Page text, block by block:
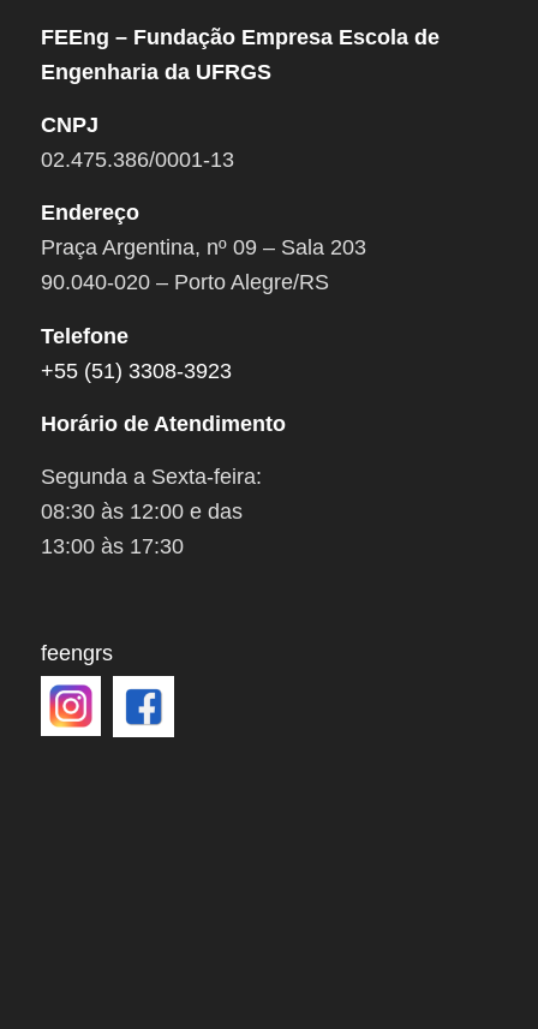
FEEng – Fundação Empresa Escola de
Engenharia da UFRGS
CNPJ
02.475.386/0001-13
Endereço
Praça Argentina, nº 09 – Sala 203
90.040-020 – Porto Alegre/RS
Telefone
+55 (51) 3308-3923
Horário de Atendimento
Segunda a Sexta-feira:
08:30 às 12:00 e das
13:00 às 17:30
feengrs